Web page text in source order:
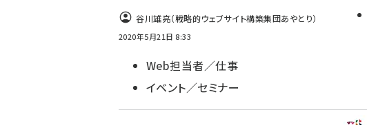
谷川雄亮（戦略的ウェブサイト構築集団あやとり）
2020年5月21日 8:33
Web担当者／仕事
イベント／セミナー